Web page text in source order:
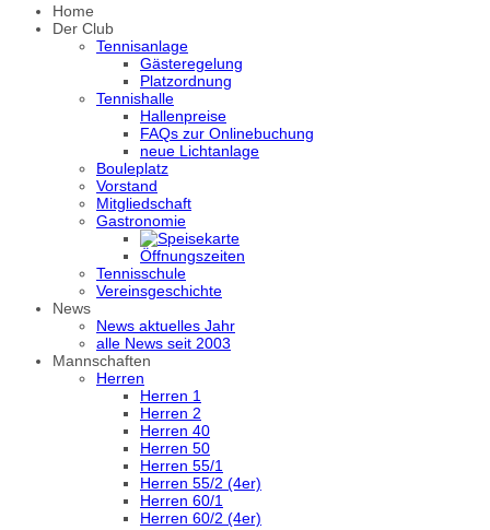
Home
Der Club
Tennisanlage
Gästeregelung
Platzordnung
Tennishalle
Hallenpreise
FAQs zur Onlinebuchung
neue Lichtanlage
Bouleplatz
Vorstand
Mitgliedschaft
Gastronomie
Öffnungszeiten
Tennisschule
Vereinsgeschichte
News
News aktuelles Jahr
alle News seit 2003
Mannschaften
Herren
Herren 1
Herren 2
Herren 40
Herren 50
Herren 55/1
Herren 55/2 (4er)
Herren 60/1
Herren 60/2 (4er)